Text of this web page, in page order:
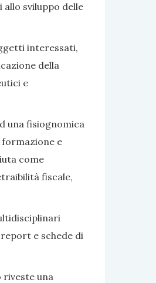
sviluppo delle
interessati,
della
e
una fisiognomica
formazione e
come
fiscale,
e schede di
riveste una